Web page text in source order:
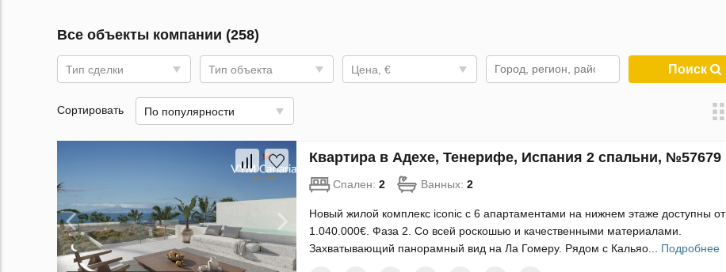
Все объекты компании (258)
Тип сделки Тип объекта Цена, € Поиск
Сортировать По популярности
Квартира в Адехе, Тенерифе, Испания 2 спальни, №57679
Спален: 2 Ванных: 2
Новый жилой комплекс iconic с 6 апартаментами на нижнем этаже доступны от
1.040.000€. Фаза 2. Со всей роскошью и качественными материалами.
Захватывающий панорамный вид на Ла Гомеру. Рядом с Кальяо... Подробнее